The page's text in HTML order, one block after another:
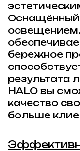
бережное
результата
HALO вы
качество
больше